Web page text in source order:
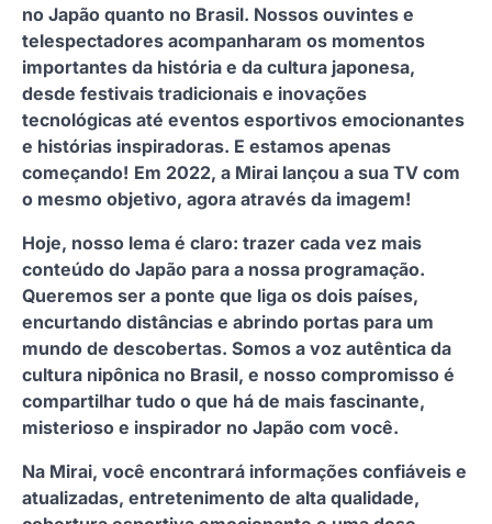
no Japão quanto no Brasil. Nossos ouvintes e
telespectadores acompanharam os momentos
importantes da história e da cultura japonesa,
desde festivais tradicionais e inovações
tecnológicas até eventos esportivos emocionantes
e histórias inspiradoras. E estamos apenas
começando! Em 2022, a Mirai lançou a sua TV com
o mesmo objetivo, agora através da imagem!
Hoje, nosso lema é claro: trazer cada vez mais
conteúdo do Japão para a nossa programação.
Queremos ser a ponte que liga os dois países,
encurtando distâncias e abrindo portas para um
mundo de descobertas. Somos a voz autêntica da
cultura nipônica no Brasil, e nosso compromisso é
compartilhar tudo o que há de mais fascinante,
misterioso e inspirador no Japão com você.
Na Mirai, você encontrará informações confiáveis e
atualizadas, entretenimento de alta qualidade,